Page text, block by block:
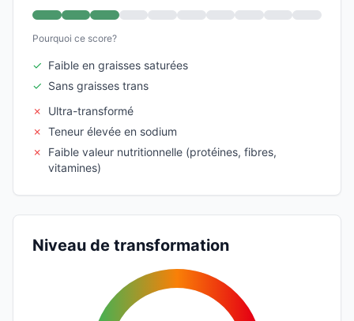
Pourquoi ce score?
✓ Faible en graisses saturées
✓ Sans graisses trans
✗
Ultra-transformé
✗ Teneur élevée en sodium
✗
Faible valeur nutritionnelle (protéines, fibres,
vitamines)
Niveau de transformation